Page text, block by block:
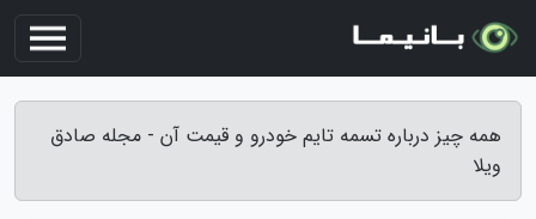
همه چیز درباره تسمه تایم خودرو و قیمت آن - مجله صادق
ویلا